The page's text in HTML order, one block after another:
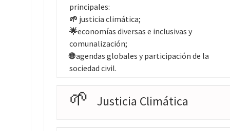
principales:
🌱 justicia climática;
🌟economías diversas e inclusivas y
comunalización;
🌐agendas globales y participación de la
sociedad civil.
🌱 Justicia Climática